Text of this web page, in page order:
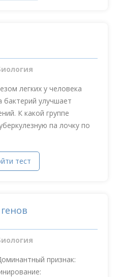
легких у человека
бактерий улучшает
К какой группе
па лочку по
тест
признак: